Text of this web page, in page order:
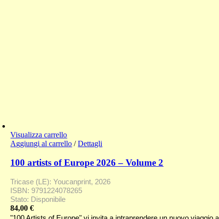
Visualizza carrello
Aggiungi al carrello / Dettagli
100 artists of Europe 2026 – Volume 2
Tricase (LE): Youcanprint, 2026
ISBN: 9791224078265
Stato: Disponibile
84,00€